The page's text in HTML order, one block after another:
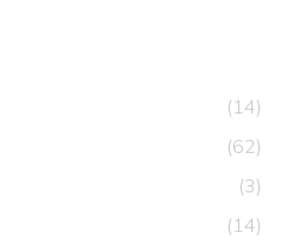
(14)
(62)
(3)
(14)